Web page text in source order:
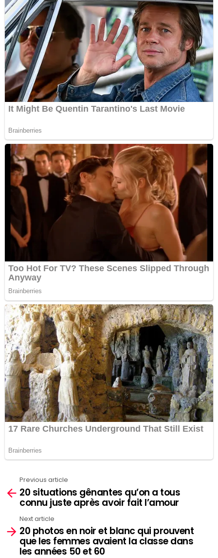
See
more
Previous article
20 situations gênantes qu’on a tous
connu juste après avoir fait l’amour
Next article
20 photos en noir et blanc qui prouvent
que les femmes avaient la classe dans
les années 50 et 60